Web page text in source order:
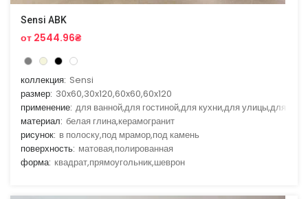
Sensi ABK
от 2544.96₴
коллекция: Sensi
размер: 30x60,30x120,60x60,60x120
применение: для ванной,для гостиной,для кухни,для улицы,для
материал: белая глина,керамогранит
рисунок: в полоску,под мрамор,под камень
поверхность: матовая,полированная
форма: квадрат,прямоугольник,шеврон